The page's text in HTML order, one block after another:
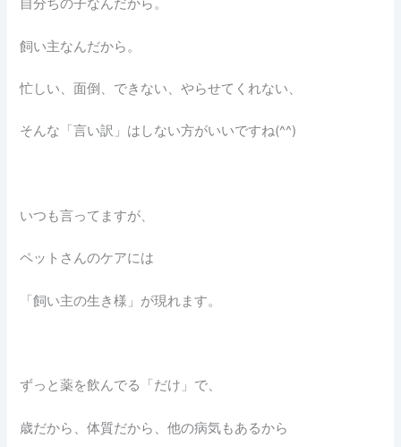
自分ちの子なんだから。
飼い主なんだから。
忙しい、面倒、できない、やらせてくれない、
そんな「言い訳」はしない方がいいですね(^^)
いつも言ってますが、
ペットさんのケアには
「飼い主の生き様」が現れます。
ずっと薬を飲んでる「だけ」で、
歳だから、体質だから、他の病気もあるから